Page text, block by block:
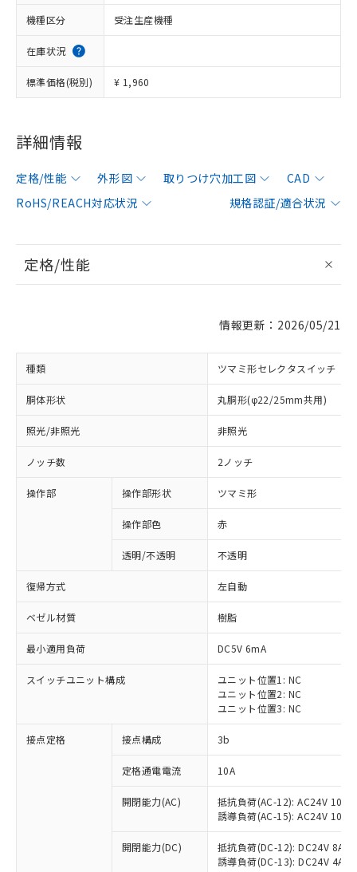
機種区分 受注生産機種
在庫状況
標準価格(税別) ¥ 1,960
詳細情報
定格/性能 外形図 取りつけ穴加工図
CAD
RoHS/REACH対応状況
規格認証/適合状況
定格/性能
情報更新：2026/05/21
種類 ツマミ形セレクタスイッチ
胴体形状 丸胴形(φ22/25mm共用)
照光/非照光 非照光
ノッチ数 2ノッチ
操作部 操作部形状 ツマミ形
操作部色 赤
透明/不透明 不透明
復帰方式 左自動
ベゼル材質 樹脂
最小適用負荷 DC5V 6mA
スイッチユニット構成
ユニット位置1: NC
ユニット位置2: NC
ユニット位置3: NC
接点定格 接点構成 3b
定格通電電流 10A
開閉能力(AC)
抵抗負荷(AC-12): AC24V 10A/
誘導負荷(AC-15): AC24V
開閉能力(DC)
抵抗負荷(DC-12): DC24V 8A/
誘導負荷(DC-13): DC24V 4A/
ご利用条件
対応済み：EU RoHS指令（10物質）の
非含有に対応した製品が提供可能な商品で
有に対応した製品に切り替える予定のある